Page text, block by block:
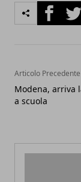
Facebook
Articolo Precedente
Modena, arriva
a scuola